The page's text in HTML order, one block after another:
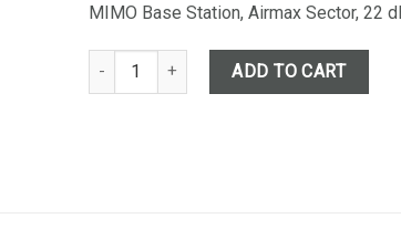
MIMO Base Station, Airmax Sector, 22
Antena sectorial para estaciones base
ADD TO CART